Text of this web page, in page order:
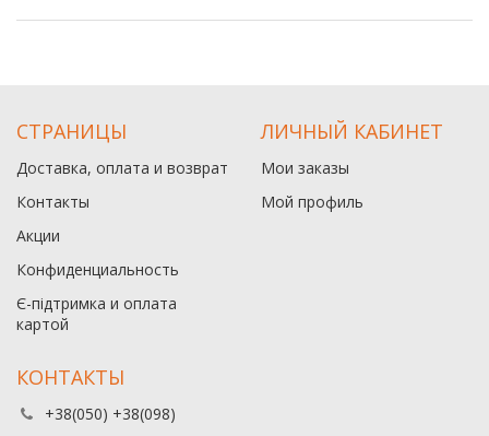
СТРАНИЦЫ
Доставка, оплата и возврат
Контакты
Акции
Конфиденциальность
Є-підтримка и оплата
картой
ЛИЧНЫЙ КАБИНЕТ
Мои заказы
Мой профиль
КОНТАКТЫ
+38(050) +38(098)